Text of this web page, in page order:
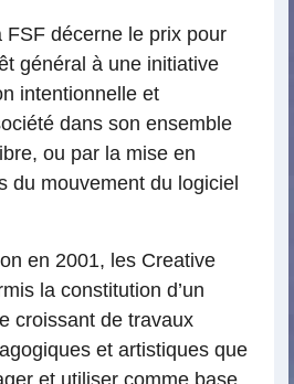
FSF décerne le prix pour
général à une initiative
intentionnelle et
dans son ensemble
ou par la mise en
du mouvement du logiciel
en 2001, les Creative
la constitution d’un
croissant de travaux
et artistiques que